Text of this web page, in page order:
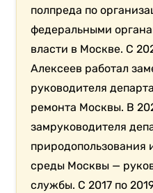
полпреда по
федеральными
власти в Москве. С
Алексеев работал
руководителя
ремонта Москвы. В
замруководителя
среды Москвы —
службы. С 2017 по